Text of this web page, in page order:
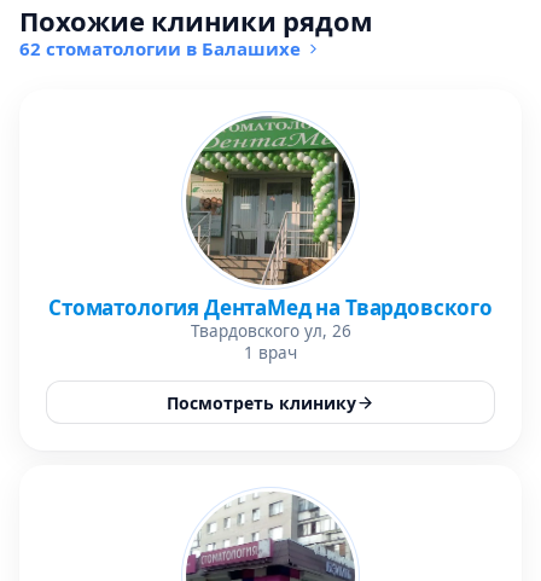
Похожие клиники рядом
62 стоматологии в Балашихе
Стоматология ДентаМед на Твардовского
Твардовского ул, 26
1 врач
Посмотреть клинику